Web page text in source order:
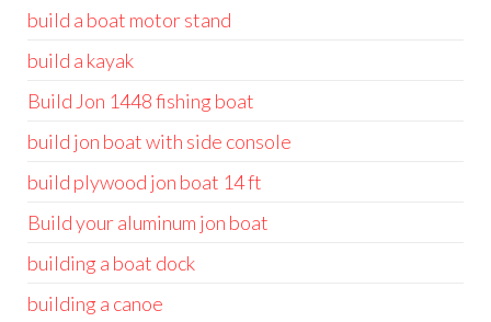
build a boat motor stand
build a kayak
Build Jon 1448 fishing boat
build jon boat with side console
build plywood jon boat 14 ft
Build your aluminum jon boat
building a boat dock
building a canoe